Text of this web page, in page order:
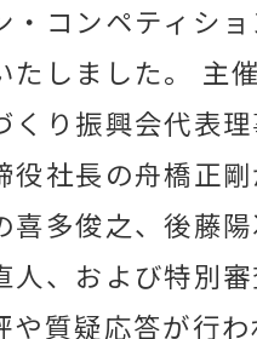
・コンペティシ
たしました。 主
くり振興会代表
役社長の舟橋正
喜多俊之、後藤
人、および特別
や質疑応答が行